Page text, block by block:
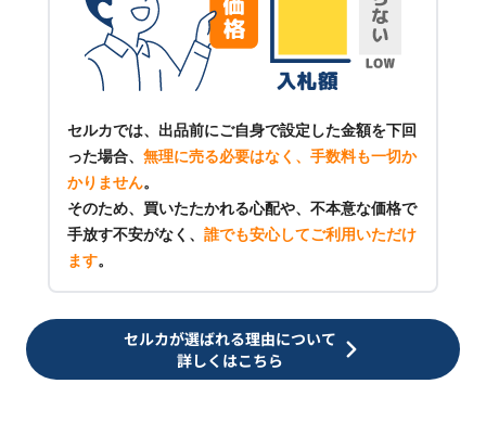
セルカでは、出品前にご自身で設定した金額を下回
った場合、 無理に売る必要はなく、手数料も一切か
かりません。
そのため、買いたたかれる心配や、不本意な価格で
手放す不安がなく、 誰でも安心してご利用いただけ
ます。
セルカが選ばれる理由について
詳しくはこちら